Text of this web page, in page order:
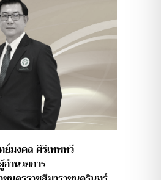
ย์มงคล ศิริเทพทวี
อำนวยการ